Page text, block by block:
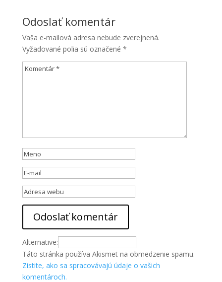
Odoslať komentár
Vaša e-mailová adresa nebude zverejnená.
Vyžadované polia sú označené *
Alternative:
Táto stránka používa Akismet na obmedzenie spamu.
Zistite, ako sa spracovávajú údaje o vašich
komentároch.